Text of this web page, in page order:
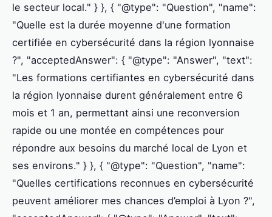
le secteur local." } }, { "@type": "Question", "name":
"Quelle est la durée moyenne d'une formation
certifiée en cybersécurité dans la région lyonnaise
?", "acceptedAnswer": { "@type": "Answer", "text":
"Les formations certifiantes en cybersécurité dans
la région lyonnaise durent généralement entre 6
mois et 1 an, permettant ainsi une reconversion
rapide ou une montée en compétences pour
répondre aux besoins du marché local de Lyon et
ses environs." } }, { "@type": "Question", "name":
"Quelles certifications reconnues en cybersécurité
peuvent améliorer mes chances d’emploi à Lyon ?",